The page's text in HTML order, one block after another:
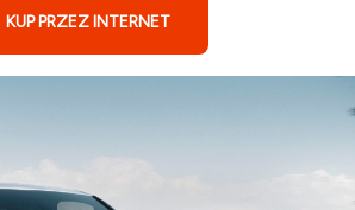
KUP PRZEZ INTERNET